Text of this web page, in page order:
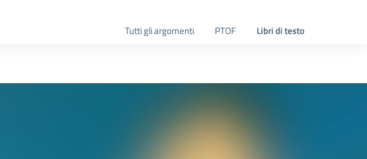
Tutti gli argomenti PTOF Libri di testo